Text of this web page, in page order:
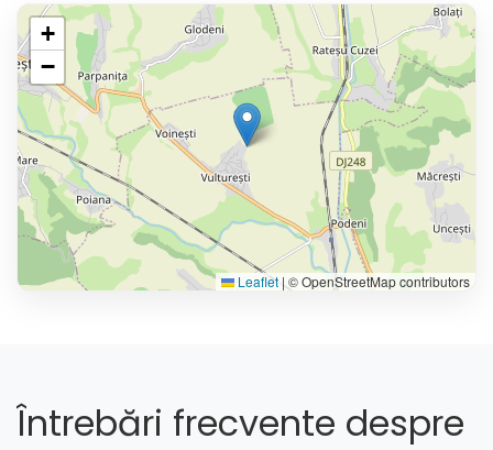
+
−
Leaflet |© OpenStreetMap contributors
Întrebări frecvente despre